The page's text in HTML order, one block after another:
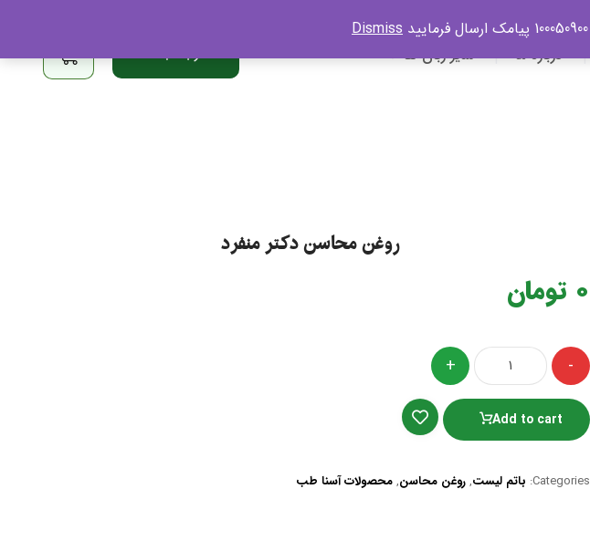
درباره ما سایر زبان ها ارتباط با ما
روغن محاسن دکتر منفرد
0 تومان
-
+
Add to cart
Categories: باتم لیست,روغن محاسن,محصولات آسنا طب
Dismiss